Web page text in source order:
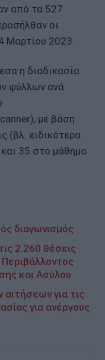
από τα 527
οι
Μαρτίου 2023.
η διαδικασία
φύλλων ανά
με βάση
(βλ. ειδικότερα
35 στο μάθημα
διαγωνισμός
2.260 θέσεις
και Ασύλου
για τις
για ανέργους